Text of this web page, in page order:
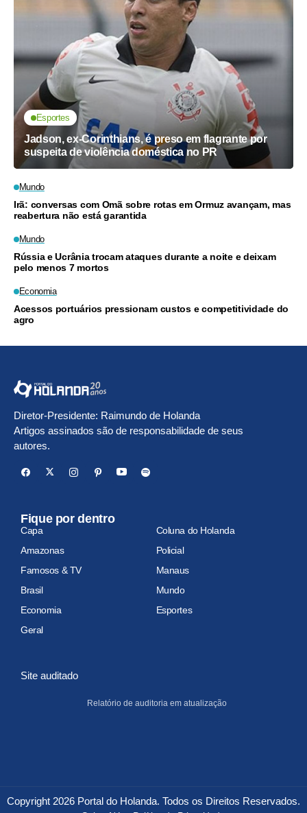
Esportes
Jadson, ex-Corinthians, é preso em flagrante por
suspeita de violência doméstica no PR
Mundo
Irã: conversas com Omã sobre rotas em Ormuz avançam, mas
reabertura não está garantida
Mundo
Rússia e Ucrânia trocam ataques durante a noite e deixam
pelo menos 7 mortos
Economia
Acessos portuários pressionam custos e competitividade do
agro
Diretor-Presidente: Raimundo de Holanda
Artigos assinados são de responsabilidade de seus
autores.
Fique por dentro
Capa
Coluna do Holanda
Amazonas
Policial
Famosos & TV
Manaus
Brasil
Mundo
Economia
Esportes
Geral
Site auditado
Relatório de auditoria em atualização
Copyright 2026 Portal do Holanda. Todos os Direitos Reservados.